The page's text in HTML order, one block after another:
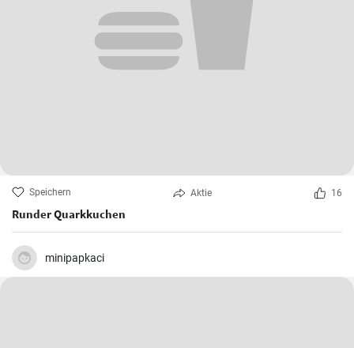
Speichern Aktie 16
Runder Quarkkuchen
minipapkaci